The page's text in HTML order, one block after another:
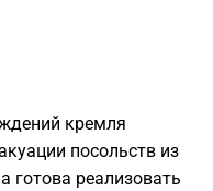
кремля
посольств из
готова реализовать